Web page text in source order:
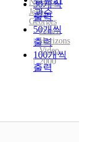
관순
30개씩
출력
50개씩
출력
100개씩
출력
Noverre,
Jean-
Georges
Dance
Horizons
Video
2000